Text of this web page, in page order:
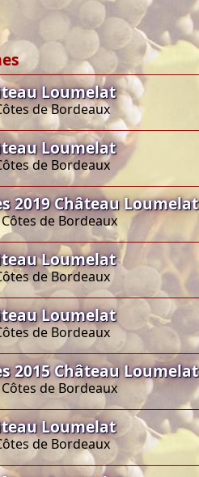
Loumelat
de Bordeaux
Loumelat
de Bordeaux
2019 Château Loumelat
de Bordeaux
Loumelat
de Bordeaux
Loumelat
de Bordeaux
2015 Château Loumelat
de Bordeaux
Loumelat
de Bordeaux